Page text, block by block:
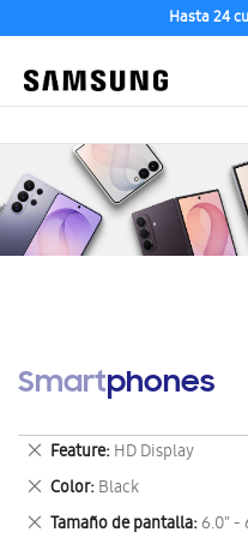
Hasta 24
Smartphones
Feature HD Display
Eliminar
este
artículo
Color Black
Eliminar
este
Tamaño de pantalla 6.0" -
Eliminar